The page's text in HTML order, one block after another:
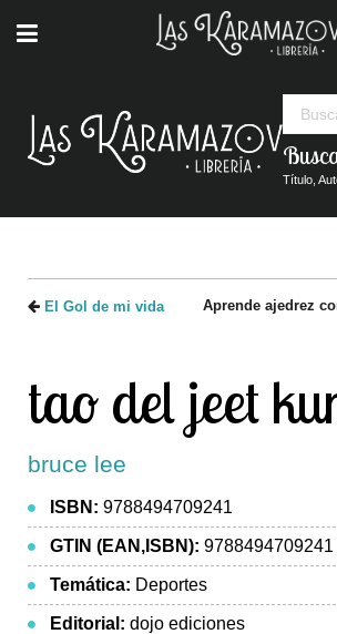
Título,
El Gol de mi vida Aprende ajedrez
tao del jeet
bruce lee
ISBN: 9788494709241
GTIN (EAN,ISBN): 9788494709241
Temática: Deportes
Editorial: dojo ediciones